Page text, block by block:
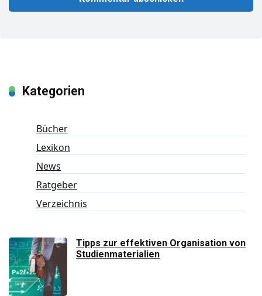
Kategorien
Bücher
Lexikon
News
Ratgeber
Verzeichnis
Tipps zur effektiven Organisation von
Studienmaterialien